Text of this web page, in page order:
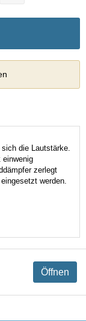
die Lautstärke.
zerlegt
werden.
Öffnen